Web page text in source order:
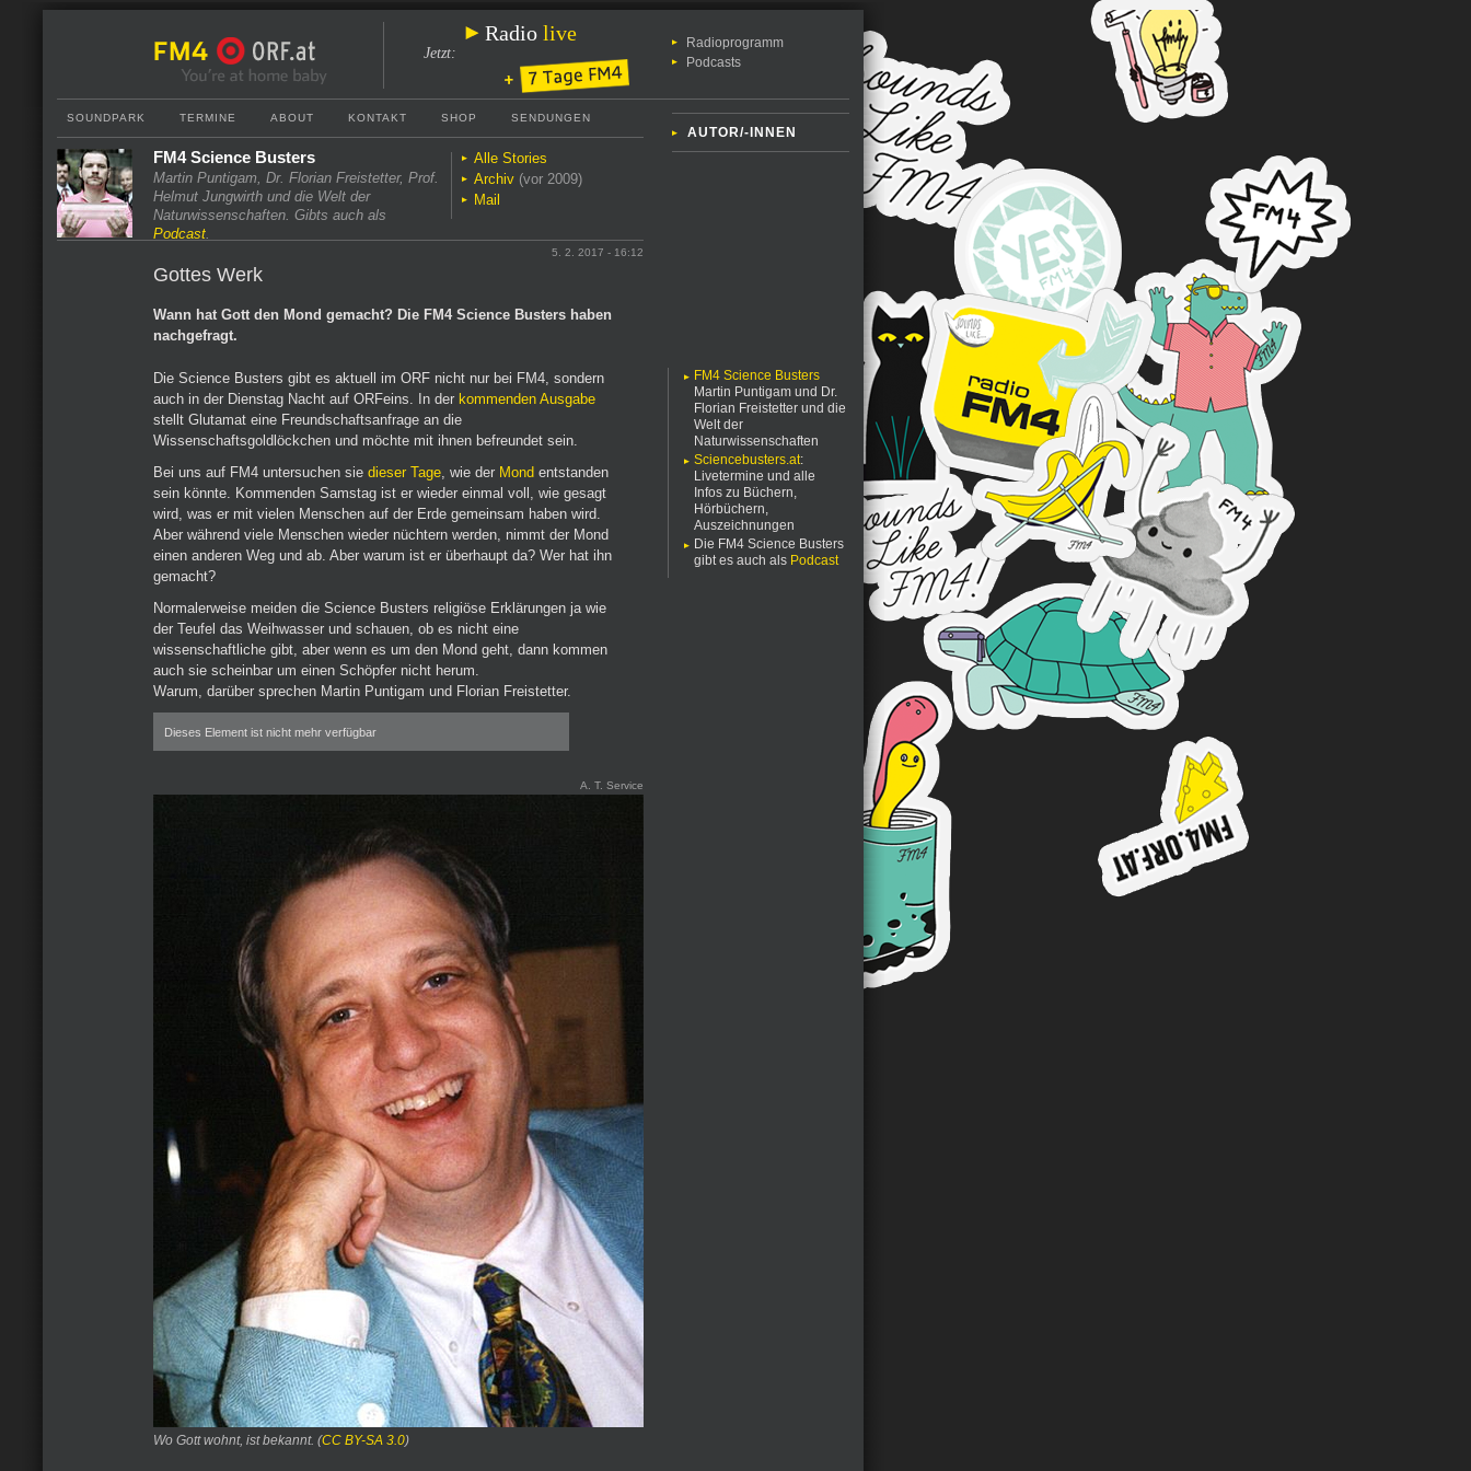
Radio live
Jetzt:
Radioprogramm
Podcasts
AUTOR/-INNEN
SOUNDPARK TERMINE ABOUT KONTAKT SHOP SENDUNGEN
FM4 Science Busters
Martin Puntigam, Dr. Florian Freistetter, Prof.
Helmut Jungwirth und die Welt der
Naturwissenschaften. Gibts auch als
Podcast.
Alle Stories
Archiv (vor 2009)
Mail
5. 2. 2017 - 16:12
Gottes Werk
Wann hat Gott den Mond gemacht? Die FM4 Science Busters haben
nachgefragt.
FM4 Science Busters
Martin Puntigam und Dr.
Florian Freistetter und die
Welt der
Naturwissenschaften
Sciencebusters.at:
Livetermine und alle
Infos zu Büchern,
Hörbüchern,
Auszeichnungen
Die FM4 Science Busters
gibt es auch als Podcast
Die Science Busters gibt es aktuell im ORF nicht nur bei FM4, sondern
auch in der Dienstag Nacht auf ORFeins. In der kommenden Ausgabe
stellt Glutamat eine Freundschaftsanfrage an die
Wissenschaftsgoldlöckchen und möchte mit ihnen befreundet sein.
Bei uns auf FM4 untersuchen sie dieser Tage, wie der Mond entstanden
sein könnte. Kommenden Samstag ist er wieder einmal voll, wie gesagt
wird, was er mit vielen Menschen auf der Erde gemeinsam haben wird.
Aber während viele Menschen wieder nüchtern werden, nimmt der Mond
einen anderen Weg und ab. Aber warum ist er überhaupt da? Wer hat ihn
gemacht?
Normalerweise meiden die Science Busters religiöse Erklärungen ja wie
der Teufel das Weihwasser und schauen, ob es nicht eine
wissenschaftliche gibt, aber wenn es um den Mond geht, dann kommen
auch sie scheinbar um einen Schöpfer nicht herum.
Warum, darüber sprechen Martin Puntigam und Florian Freistetter.
Dieses Element ist nicht mehr verfügbar
A. T. Service
Wo Gott wohnt, ist bekannt. (CC BY-SA 3.0)